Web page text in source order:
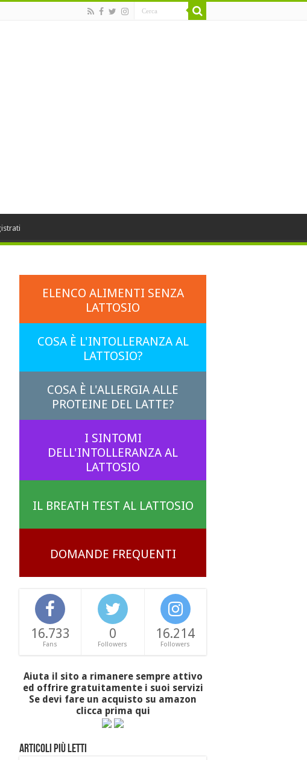
ELENCO ALIMENTI SENZA
LATTOSIO
COSA È L'INTOLLERANZA AL
LATTOSIO?
COSA È L'ALLERGIA ALLE
PROTEINE DEL LATTE?
I SINTOMI
DELL'INTOLLERANZA AL
LATTOSIO
IL BREATH TEST AL LATTOSIO
DOMANDE FREQUENTI
16.733
Fans
0
Followers
16.214
Followers
Aiuta il sito a rimanere sempre attivo
ed offrire gratuitamente i suoi servizi
Se devi fare un acquisto su amazon
clicca prima qui
Articoli più letti